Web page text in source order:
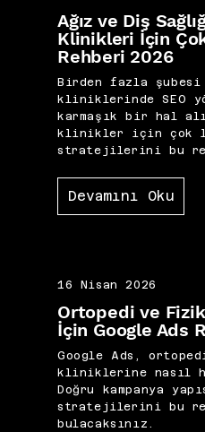
Ağız ve Diş
Klinikleri İçin
Rehberi 2026
Birden fazla
kliniklerinde SEO
karmaşık bir hal
klinikler için çok
stratejilerini bu
Devamını Oku
16 Nisan 2026
Ortopedi ve
İçin Google Ads
Google Ads,
kliniklerine nasıl
Doğru kampanya
stratejilerini bu
bulacaksınız.